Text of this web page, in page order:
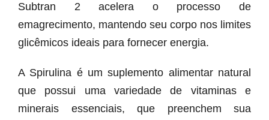
Subtran 2 acelera o processo de
emagrecimento, mantendo seu corpo nos limites
glicêmicos ideais para fornecer energia.
A Spirulina é um suplemento alimentar natural
que possui uma variedade de vitaminas e
minerais essenciais, que preenchem sua